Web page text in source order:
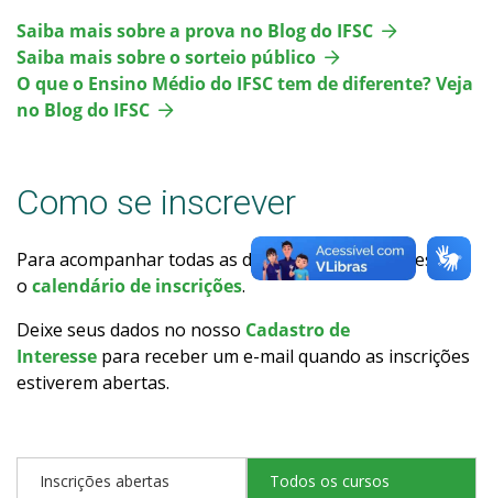
Cotas
Inscrições e acompanhamento
Transferências e Retornos
Provas e Gabaritos
Estatísticas dos Processos Seletivos
Saiba mais sobre a prova no Blog do IFSC
Saiba mais sobre o sorteio público
O que o Ensino Médio do IFSC tem de diferente? Veja
no Blog do IFSC
Como se inscrever
Para acompanhar todas as datas de ingresso, acesse
o calendário de inscrições.
Deixe seus dados no nosso Cadastro de
Interesse para receber um e-mail quando as inscrições
estiverem abertas.
Inscrições abertas Todos os cursos